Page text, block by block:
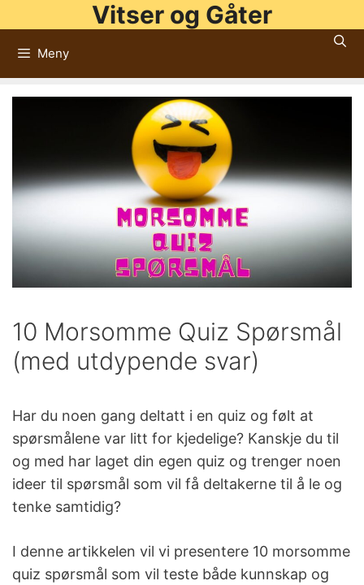
til
innhold
Vitser og Gåter
Meny
10 Morsomme Quiz Spørsmål
(med utdypende svar)
Har du noen gang deltatt i en quiz og følt at
spørsmålene var litt for kjedelige? Kanskje du til
og med har laget din egen quiz og trenger noen
ideer til spørsmål som vil få deltakerne til å le og
tenke samtidig?
I denne artikkelen vil vi presentere 10 morsomme
quiz spørsmål som vil teste både kunnskap og